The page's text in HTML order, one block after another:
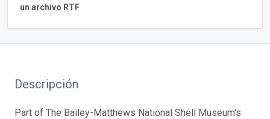
un archivo RTF
Descripción
Part of The Bailey-Matthews National Shell Museum's